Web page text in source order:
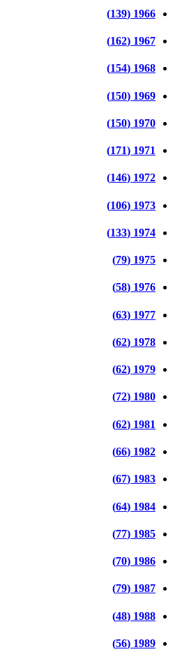
1966 (139)
1967 (162)
1968 (154)
1969 (150)
1970 (150)
1971 (171)
1972 (146)
1973 (106)
1974 (133)
1975 (79)
1976 (58)
1977 (63)
1978 (62)
1979 (62)
1980 (72)
1981 (62)
1982 (66)
1983 (67)
1984 (64)
1985 (77)
1986 (70)
1987 (79)
1988 (48)
1989 (56)